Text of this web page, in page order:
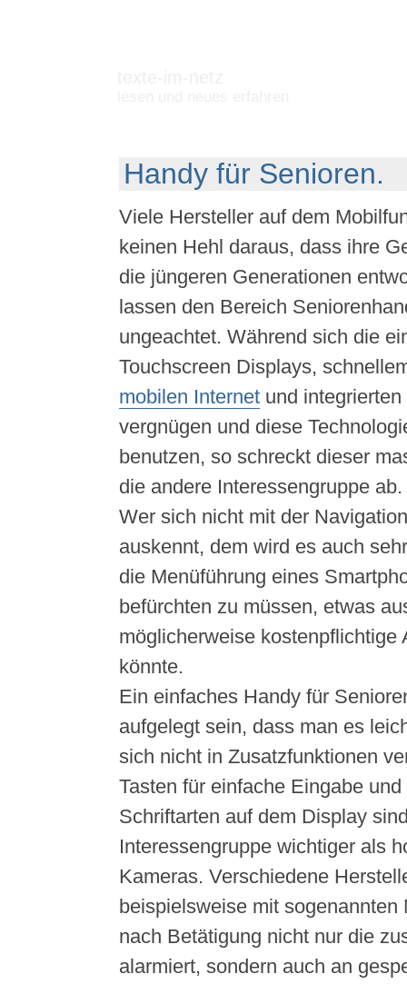
Handy für Senioren.
Viele Hersteller auf dem
keinen Hehl daraus, dass ihre
die jüngeren Generationen
lassen den Bereich
ungeachtet. Während sich die
Touchscreen Displays,
mobilen Internetund integrierten
vergnügen und diese
benutzen, so schreckt dieser
die andere Interessengruppe ab.
Wer sich nicht mit der
auskennt, dem wird es auch
die Menüführung eines
befürchten zu müssen, etwas
möglicherweise kostenpflichtige
könnte.
Ein einfaches Handy für
aufgelegt sein, dass man es
sich nicht in Zusatzfunktionen
Tasten für einfache Eingabe
Schriftarten auf dem Display
Interessengruppe wichtiger als
Kameras. Verschiedene
beispielsweise mit sogenannten
nach Betätigung nicht nur die
alarmiert, sondern auch an